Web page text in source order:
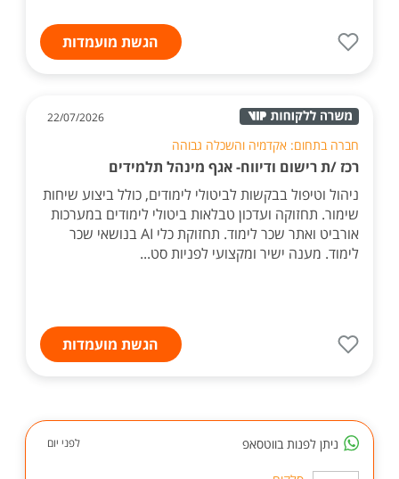
הגשת מועמדות
22/07/2026
חברה בתחום: אקדמיה והשכלה גבוהה
רכז /ת רישום ודיווח- אגף מינהל תלמידים
ניהול וטיפול בבקשות לביטולי לימודים, כולל ביצוע שיחות
שימור. תחזוקה ועדכון טבלאות ביטולי לימודים במערכות
אורביט ואתר שכר לימוד. תחזוקת כלי AI בנושאי שכר
לימוד. מענה ישיר ומקצועי לפניות סט...
הגשת מועמדות
ניתן לפנות בווטסאפ לפני יום